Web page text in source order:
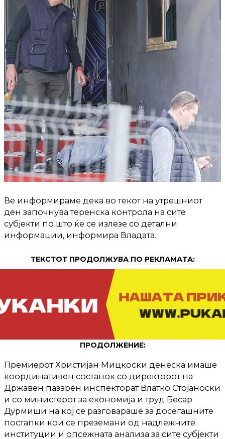
Ве информираме дека во текот на утрешниот
ден започнува теренска контрола на сите
субјекти по што ќе се излезе со детални
информации, информира Владата.
ТЕКСТОТ ПРОДОЛЖУВА ПО РЕКЛАМАТА:
ПРОДОЛЖЕНИЕ:
Премиерот Христијан Мицкоски денеска имаше
координативен состанок со директорот на
Државен пазарен инспекторат Влатко Стојаноски
и со министерот за економија и труд Бесар
Дурмиши на кој се разговараше за досегашните
постапки кои се преземани од надлежните
институции и опсежната анализа за сите субјекти